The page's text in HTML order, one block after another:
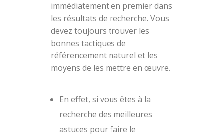
immédiatement en premier dans
les résultats de recherche. Vous
devez toujours trouver les
bonnes tactiques de
référencement naturel et les
moyens de les mettre en œuvre.
En effet, si vous êtes à la
recherche des meilleures
astuces pour faire le